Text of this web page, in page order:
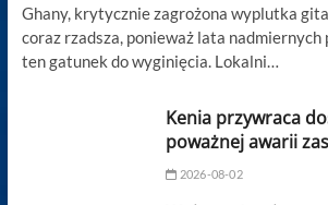
Ghany, krytycznie zagrożona wyplutka
coraz rzadsza, ponieważ lata nadmiernych
ten gatunek do wyginięcia. Lokalni…
Kenia przywraca
poważnej awarii
2026-08-02